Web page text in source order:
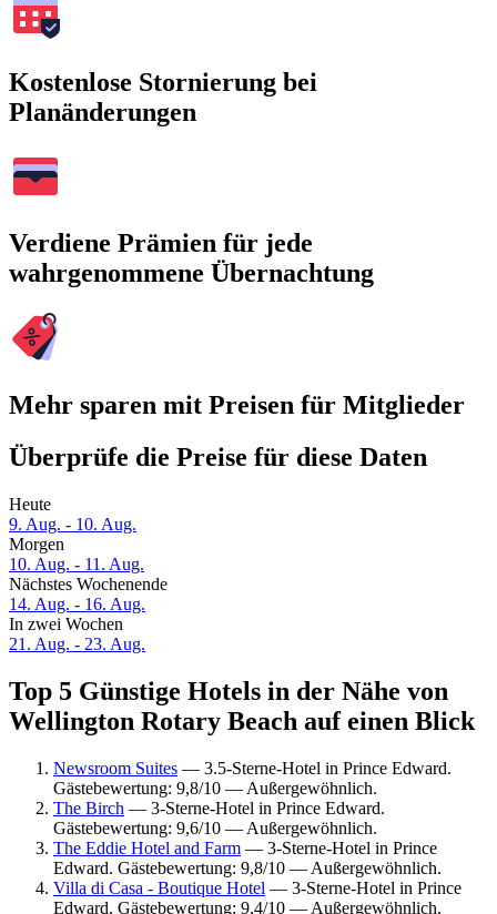
Kostenlose Stornierung bei
Planänderungen
Verdiene Prämien für jede
wahrgenommene Übernachtung
Mehr sparen mit Preisen für Mitglieder
Überprüfe die Preise für diese Daten
Heute
9. Aug. - 10. Aug.
Morgen
10. Aug. - 11. Aug.
Nächstes Wochenende
14. Aug. - 16. Aug.
In zwei Wochen
21. Aug. - 23. Aug.
Top 5 Günstige Hotels in der Nähe von
Wellington Rotary Beach auf einen Blick
Newsroom Suites — 3.5-Sterne-Hotel in Prince Edward.
Gästebewertung: 9,8/10 — Außergewöhnlich.
The Birch — 3-Sterne-Hotel in Prince Edward.
Gästebewertung: 9,6/10 — Außergewöhnlich.
The Eddie Hotel and Farm — 3-Sterne-Hotel in Prince
Edward. Gästebewertung: 9,8/10 — Außergewöhnlich.
Villa di Casa - Boutique Hotel — 3-Sterne-Hotel in Prince
Edward. Gästebewertung: 9,4/10 — Außergewöhnlich.